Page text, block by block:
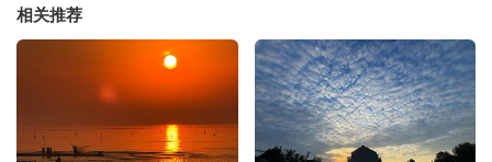
相关推荐